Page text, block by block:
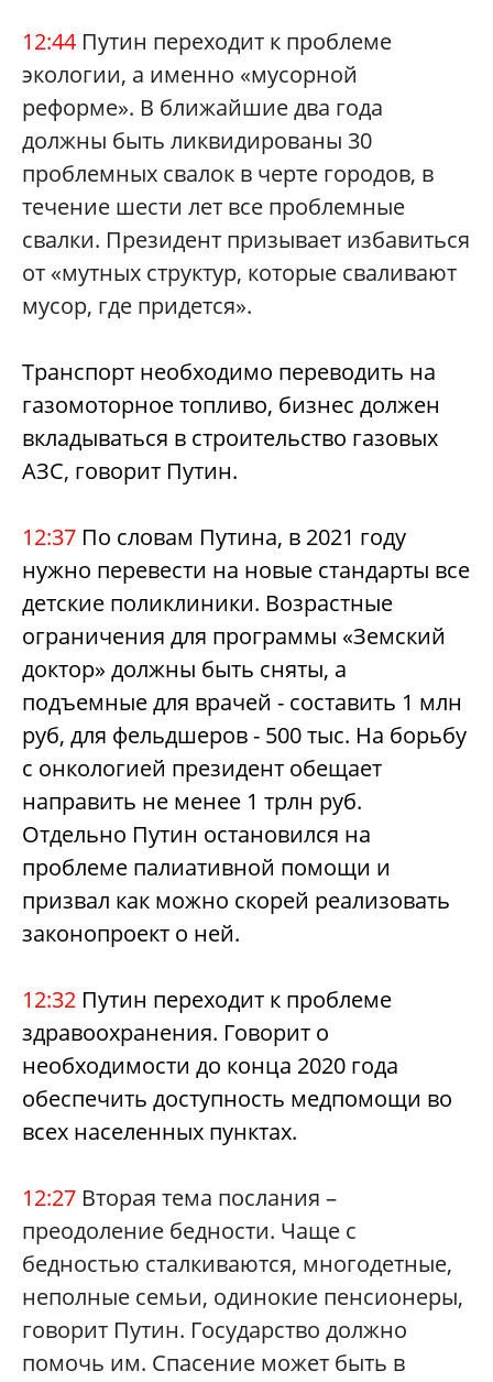
12:44 Путин переходит к проблеме
экологии, а именно «мусорной
реформе». В ближайшие два года
должны быть ликвидированы 30
проблемных свалок в черте городов, в
течение шести лет все проблемные
свалки. Президент призывает избавиться
от «мутных структур, которые сваливают
мусор, где придется».
Транспорт необходимо переводить на
газомоторное топливо, бизнес должен
вкладываться в строительство газовых
АЗС, говорит Путин.
12:37 По словам Путина, в 2021 году
нужно перевести на новые стандарты все
детские поликлиники. Возрастные
ограничения для программы «Земский
доктор» должны быть сняты, а
подъемные для врачей - составить 1 млн
руб, для фельдшеров - 500 тыс. На борьбу
с онкологией президент обещает
направить не менее 1 трлн руб.
Отдельно Путин остановился на
проблеме палиативной помощи и
призвал как можно скорей реализовать
законопроект о ней.
12:32 Путин переходит к проблеме
здравоохранения. Говорит о
необходимости до конца 2020 года
обеспечить доступность медпомощи во
всех населенных пунктах.
12:27 Вторая тема послания –
преодоление бедности. Чаще с
бедностью сталкиваются, многодетные,
неполные семьи, одинокие пенсионеры,
говорит Путин. Государство должно
помочь им. Спасение может быть в